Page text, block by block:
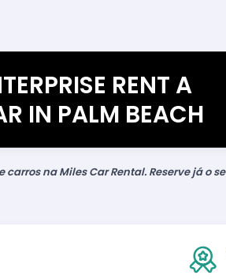
RENT A
IN PALM BEACH
na Miles Car Rental. Reserve já o